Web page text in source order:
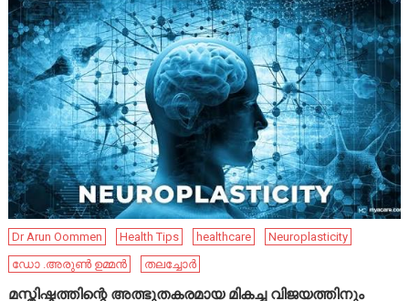
Dr Arun Oommen Health Tips healthcare
Neuroplasticity
ഡോ .അരുൺ ഉമ്മൻ
തലച്ചോർ
മസ്തിഷ്കത്തിന്റെ അത്ഭുതകരമായ മികച്ച വിജയത്തിനും